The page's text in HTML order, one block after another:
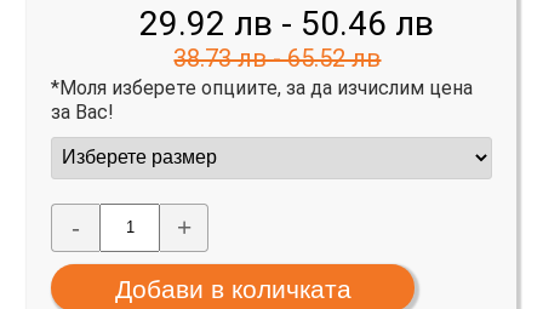
29.92 лв - 50.46 лв
38.73 лв - 65.52 лв
*Моля изберете опциите, за да изчислим цена
за Вас!
- +